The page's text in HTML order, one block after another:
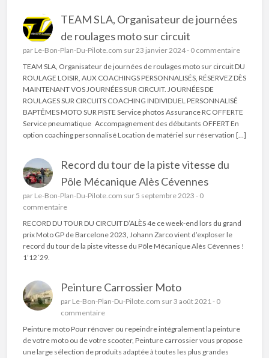
TEAM SLA, Organisateur de journées
de roulages moto sur circuit
par Le-Bon-Plan-Du-Pilote.com sur 23 janvier 2024 - 0 commentaire
TEAM SLA, Organisateur de journées de roulages moto sur circuit DU
ROULAGE LOISIR, AUX COACHINGS PERSONNALISÉS, RÉSERVEZ DÈS
MAINTENANT VOS JOURNÉES SUR CIRCUIT. JOURNÉES DE
ROULAGES SUR CIRCUITS COACHING INDIVIDUEL PERSONNALISÉ
BAPTÊMES MOTO SUR PISTE Service photos Assurance RC OFFERTE
Service pneumatique Accompagnement des débutants OFFERT En
option coaching personnalisé Location de matériel sur réservation […]
Record du tour de la piste vitesse du
Pôle Mécanique Alès Cévennes
par Le-Bon-Plan-Du-Pilote.com sur 5 septembre 2023 - 0
commentaire
RECORD DU TOUR DU CIRCUIT D’ALÈS 4e ce week-end lors du grand
prix Moto GP de Barcelone 2023, Johann Zarco vient d’exploser le
record du tour de la piste vitesse du Pôle Mécanique Alès Cévennes !
1’12´29.
Peinture Carrossier Moto
par Le-Bon-Plan-Du-Pilote.com sur 3 août 2021 - 0
commentaire
Peinture moto Pour rénover ou repeindre intégralement la peinture
de votre moto ou de votre scooter, Peinture carrossier vous propose
une large sélection de produits adaptée à toutes les plus grandes